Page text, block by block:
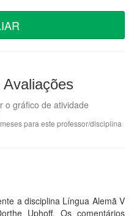
o gráfico de atividade
para este professor/disciplina
a disciplina Língua Alemã V
Uphoff. Os comentários